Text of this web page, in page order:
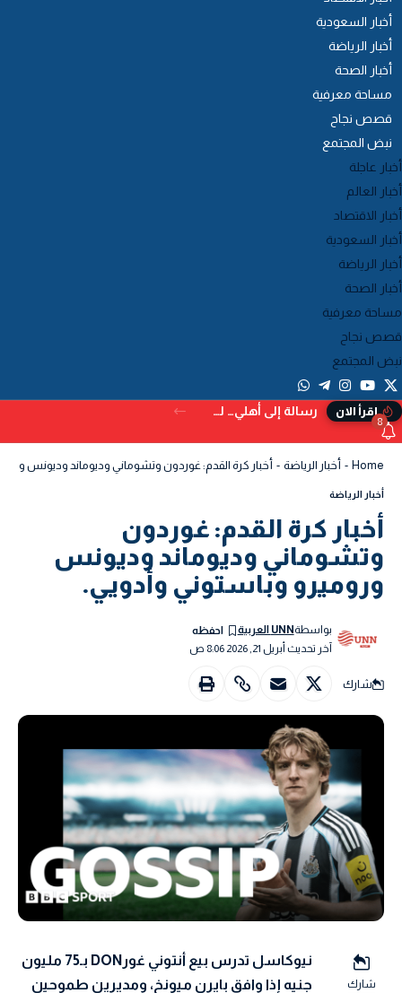
أخبار السعودية
أخبار الرياضة
أخبار الصحة
مساحة معرفية
قصص نجاح
نبض المجتمع
عاجلة
العالم
الاقتصاد
السعودية
الرياضة
الصحة
معرفية
نجاح
المجتمع
إقرأ الان رسالة إلى أهلي… لم تُكتب في الدنيا
8
Home أخبار الرياضة أخبار كرة القدم: غوردون وتشوماني وديوماند وديونس
أخبار الرياضة
أخبار كرة القدم: غوردون
وتشوماني وديوماند وديونس
وروميرو وباستوني وأدويي.
آخر تحديث أبريل 21, 2026 8:06 ص
بواسطةUNN العربية
شارك
شارك
نيوكاسل تدرس بيع أنتوني غورDON بـ75 مليون
جنيه إذا وافق بايرن ميونخ، ومديرين طموحين